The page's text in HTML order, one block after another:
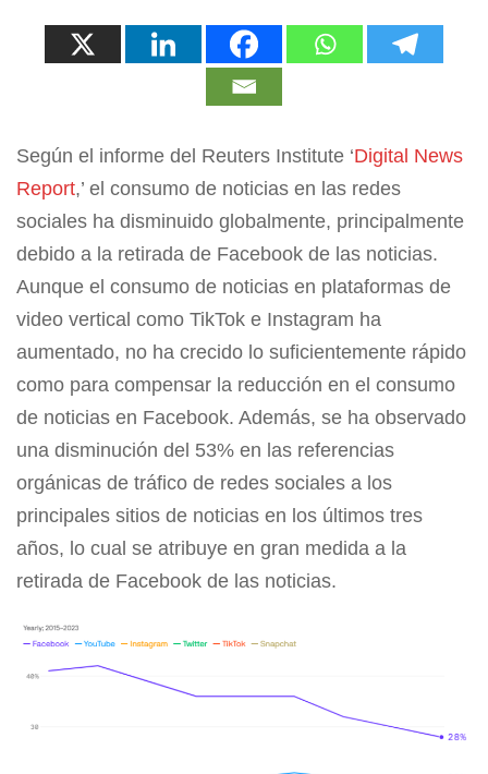
Según el informe del Reuters Institute ‘Digital News
Report,’ el consumo de noticias en las redes
sociales ha disminuido globalmente, principalmente
debido a la retirada de Facebook de las noticias.
Aunque el consumo de noticias en plataformas de
video vertical como TikTok e Instagram ha
aumentado, no ha crecido lo suficientemente rápido
como para compensar la reducción en el consumo
de noticias en Facebook. Además, se ha observado
una disminución del 53% en las referencias
orgánicas de tráfico de redes sociales a los
principales sitios de noticias en los últimos tres
años, lo cual se atribuye en gran medida a la
retirada de Facebook de las noticias.